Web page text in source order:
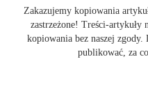
Zakazujemy kopiowania
zastrzeżone! Treści-artykuły
kopiowania bez naszej
publikować, za